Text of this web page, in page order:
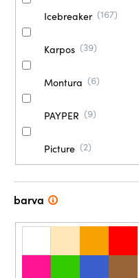
Icebreaker 167
Karpos 39
Montura 6
PAYPER 9
Picture 2
barva